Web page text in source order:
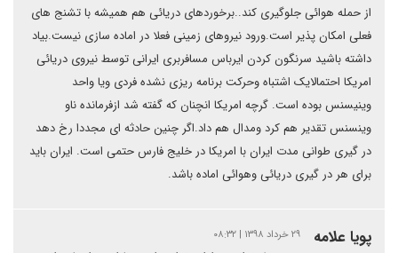
از حمله هوائی جلوگیری کند..برخوردهای دریائی هم همیشه با تشنج های
فعلی امکان پذیر است.ورود نیروهای زمینی فعلا در اماده سازی نیست.بیاد
داشته باشید سرنگون کردن ایرباس مسافربری ایرانی توسط نیروی دریائی
امریکا احتمالایک اشتباه وحرکت برنامه ریزی نشده فردی ویا واحد
وینیسنس بوده است. گرچه امریکا انچنان که گفته شد ازفرمانده ناو
وینسنس تقدیر هم کرد ومدال هم داد.اگر چنین حادثه ای مجددا رخ دهد
در گیری طوانی مدت ایران با امریکا در خلیج فارس حتمی است. ایران باید
برای هر در گیری دریائی وهوائی اماده باشد.
پویا علامه ۲۹ خرداد ۱۳۹۸ | ۰۸:۳۲